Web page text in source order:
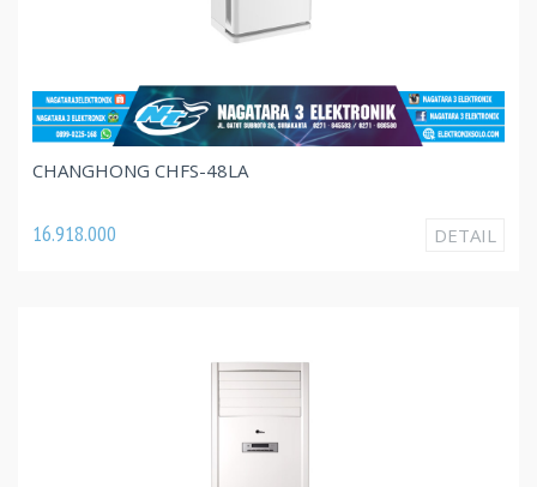
CHANGHONG CHFS-48LA
16.918.000 DETAIL